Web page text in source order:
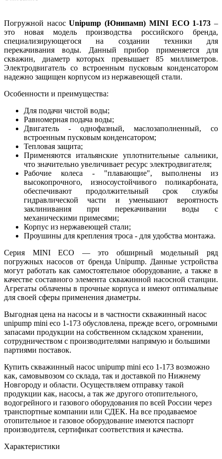
Погружной насосUnipump (Юнипамп) MINI ECO 1-173–
это новая модель производства российского бренда,
специализирующегося на создании техники для
перекачивания воды. Данный прибор применяется для
скважин, диаметр которых превышает 85 миллиметров.
Электродвигатель со встроенным пусковым конденсатором
надежно защищен корпусом из нержавеющей стали.
Особенности и преимущества:
Для подачи чистой воды;
Равномерная подача воды;
Двигатель - однофазный, маслозаполненный, со
встроенным пусковым конденсатором;
Тепловая защита;
Применяются итальянские уплотнительные сальники,
что значительно увеличивает ресурс электродвигателя;
Рабочие колеса - "плавающие", выполнены из
высокопрочного, износоустойчивого поликарбоната,
обеспечивают продолжительный срок службы
гидравлической части и уменьшают вероятность
заклинивания при перекачивании воды с
механическими примесями;
Корпус из нержавеющей стали;
Проушины для крепления троса - для удобства монтажа.
Серия MINI ECO — это обширный модельный ряд
погружных насосов от бренда Unipump. Данные устройства
могут работать как самостоятельное оборудование, а также в
качестве составного элемента скважинной насосной станции.
Агрегаты облачены в прочные корпуса и имеют оптимальные
для своей сферы применения диаметры.
Выгодная цена на насосы и в частности скважинный насос
unipump mini eco 1-173 обусловлена, прежде всего, огромными
запасами продукции на собственном складском хранении,
сотрудничеством с производителями напрямую и большими
партиями поставок.
Купить скважинный насос unipump mini eco 1-173 возможно
как, самовывозом со склада, так и доставкой по Нижнему
Новгороду и области. Осуществляем отправку такой
продукции как, насосы, а так же другого отопительного,
водогрейного и газового оборудования по всей России через
транспортные компании или СДЕК. На все продаваемое
отопительное и газовое оборудование имеются паспорт
производителя, сертификат соответствия и качества.
Характеристики